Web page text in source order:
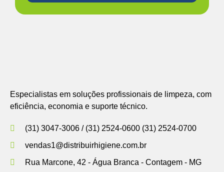
Especialistas em soluções profissionais de limpeza, com
eficiência, economia e suporte técnico.
(31) 3047-3006 / (31) 2524-0600 (31) 2524-0700
vendas1@distribuirhigiene.com.br
Rua Marcone, 42 - Água Branca - Contagem - MG